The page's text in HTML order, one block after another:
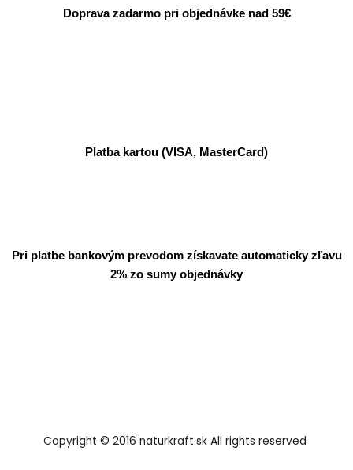
Doprava zadarmo pri objednávke nad 59€
Platba kartou (VISA, MasterCard)
Pri platbe bankovým prevodom získavate automaticky zľavu
2% zo sumy objednávky
Copyright © 2016 naturkraft.sk All rights reserved